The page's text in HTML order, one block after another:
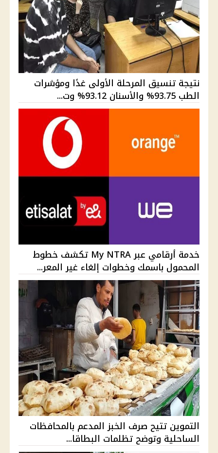
نتيجة تنسيق المرحلة الأولى غدًا ومؤشرات
الطب 93.75% والأسنان 93.12% وت...
خدمة أرقامي عبر My NTRA تكشف خطوط
المحمول باسمك وخطوات إلغاء غير المعر...
التموين تتيح صرف الخبز المدعم بالمحافظات
الساحلية وتوضح تظلمات البطاقا...